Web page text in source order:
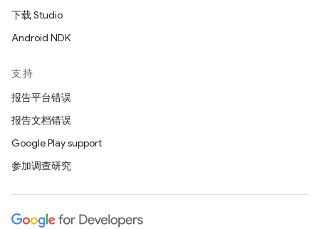
下载 Studio
Android NDK
支持
报告平台错误
报告文档错误
Google Play support
参加调查研究